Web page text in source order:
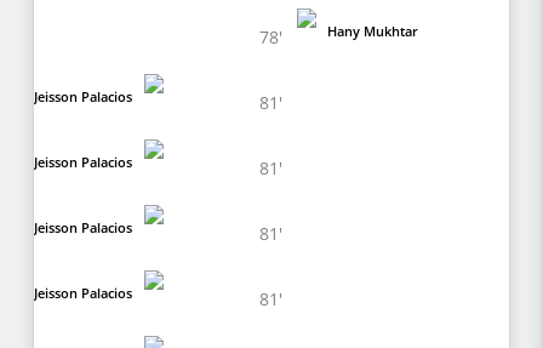
78' Hany Mukhtar
Jeisson Palacios 81'
Jeisson Palacios 81'
Jeisson Palacios 81'
Jeisson Palacios 81'